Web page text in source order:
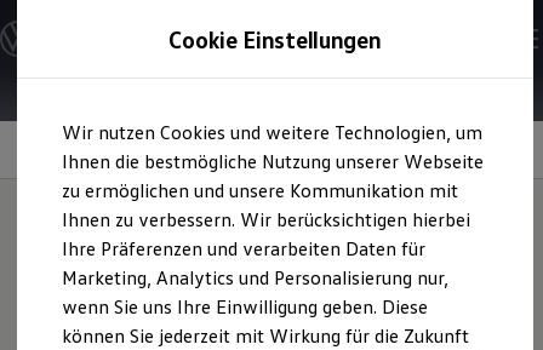
Hauptinhalt
springen
Footer
springen
Modelle und Konfigurator
Konfigurator
Modelle vergleichen
Elektroautos
ENERGY Sondermodelle
Nutzfahrzeuge
SUV und CUV
Familienautos
Kombis
Kompaktwagen
Sportwagen
Schnell verfügbare Fahrzeuge
Angebote und Produkte
Performance
Überzeugt in
Rekordzeit.
Cookie Einstellungen
Wir nutzen Cookies und weitere Technologien, um
Ihnen die bestmögliche Nutzung unserer Webseite
zu ermöglichen und unsere Kommunikation mit
Ihnen zu verbessern. Wir berücksichtigen hierbei
Ihre Präferenzen und verarbeiten Daten für
Marketing, Analytics und Personalisierung nur,
wenn Sie uns Ihre Einwilligung geben. Diese
können Sie jederzeit mit Wirkung für die Zukunft